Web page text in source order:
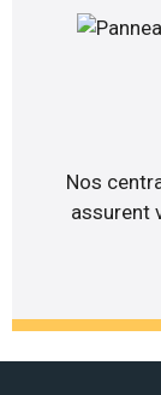
Nos
assurent